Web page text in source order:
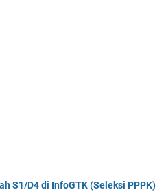
S1/D4 di InfoGTK (Seleksi PPPK)